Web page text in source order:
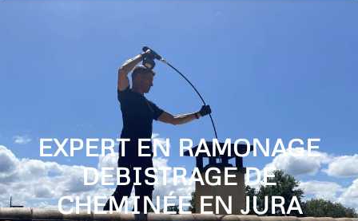
EXPERT EN RAMONAGE
DEBISTRAGE DE
CHEMINÉE EN JURA